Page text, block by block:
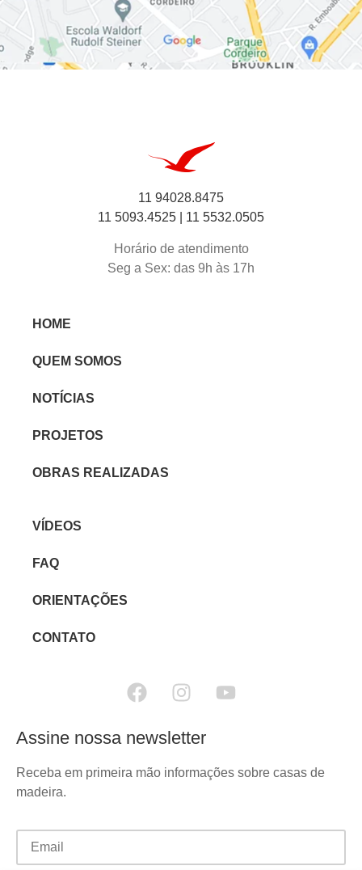
11 94028.8475
11 5093.4525 | 11 5532.0505
Horário de atendimento
Seg a Sex: das 9h às 17h
HOME
QUEM SOMOS
NOTÍCIAS
PROJETOS
OBRAS REALIZADAS
VÍDEOS
FAQ
ORIENTAÇÕES
CONTATO
Assine nossa newsletter
Receba em primeira mão informações sobre casas de
madeira.